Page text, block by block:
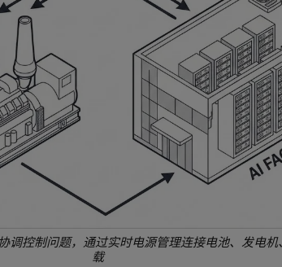
调控制问题，通过实时电源管理连接电池、发电
载